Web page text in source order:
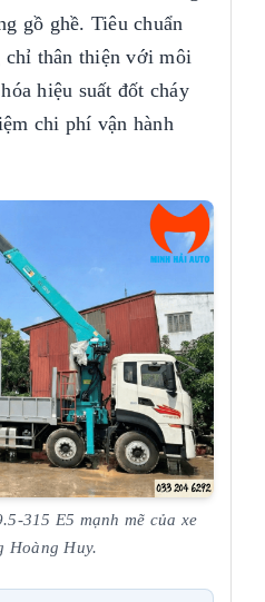
gồ ghề. Tiêu chuẩn
thân thiện với môi
hiệu suất đốt cháy
chi phí vận hành
315 E5 mạnh mẽ của xe
Hoàng Huy.